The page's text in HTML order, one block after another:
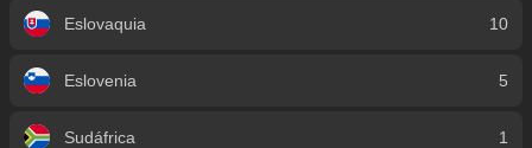
Eslovaquia 10
Eslovenia 5
Sudáfrica 1